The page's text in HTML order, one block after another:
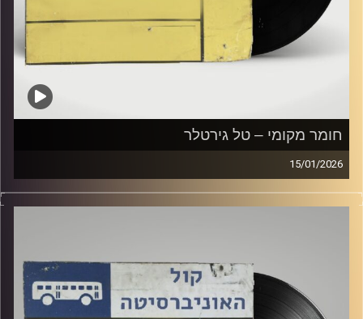
חומר מקומי – טל גירטלר
15/01/2026
שעה של מוזיקה ישראלית עם טל גירטלר